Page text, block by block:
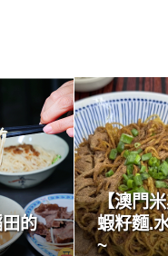
的
【澳門
蝦籽麵.
~